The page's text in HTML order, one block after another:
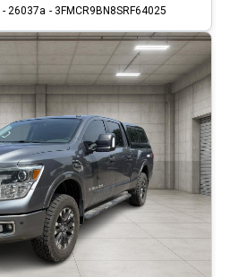
- 26037a - 3FMCR9BN8SRF64025